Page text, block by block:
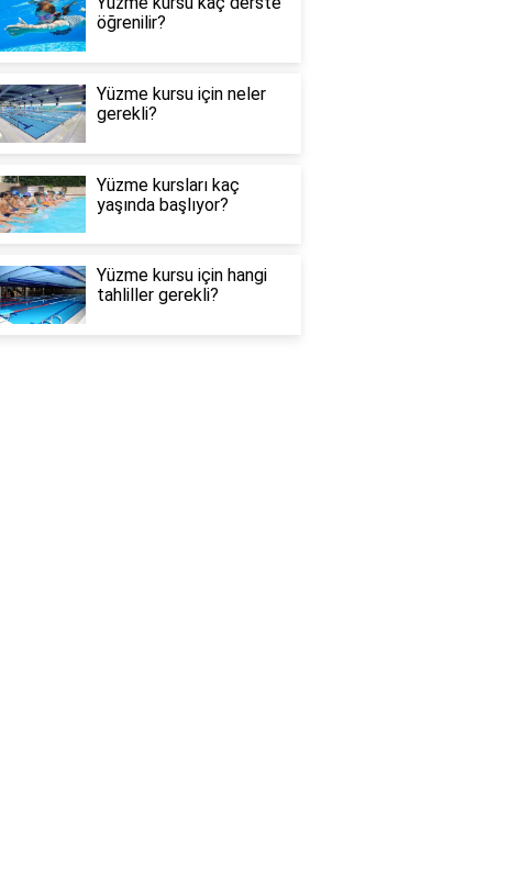
öğrenilir?
Yüzme kursu için neler
gerekli?
Yüzme kursları kaç
yaşında başlıyor?
Yüzme kursu için hangi
tahliller gerekli?